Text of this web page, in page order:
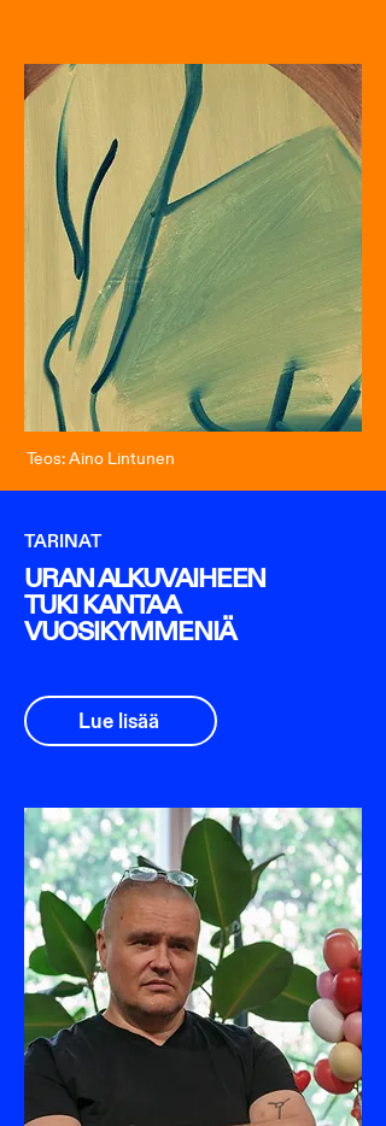
Teos: Aino Lintunen
TARINAT
URAN ALKUVAIHEEN
TUKI KANTAA
VUOSIKYMMENIÄ
Lue lisää